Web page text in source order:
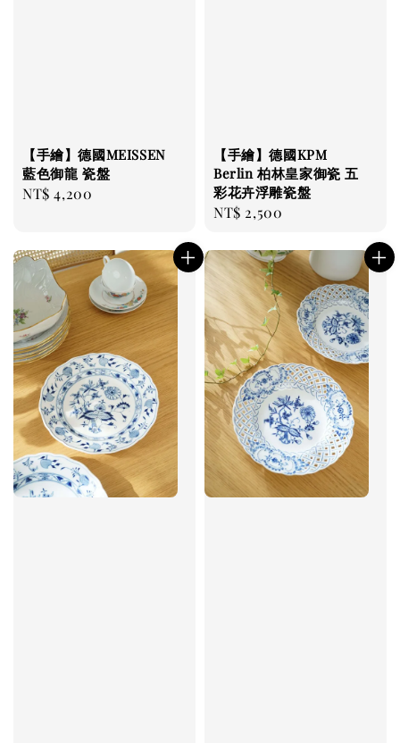
【手繪】德國MEISSEN
藍色御龍 瓷盤
Regular
NT$ 4,200
【手繪】德國KPM
Berlin 柏林皇家御瓷 五
彩花卉浮雕瓷盤
Regular
NT$ 2,500